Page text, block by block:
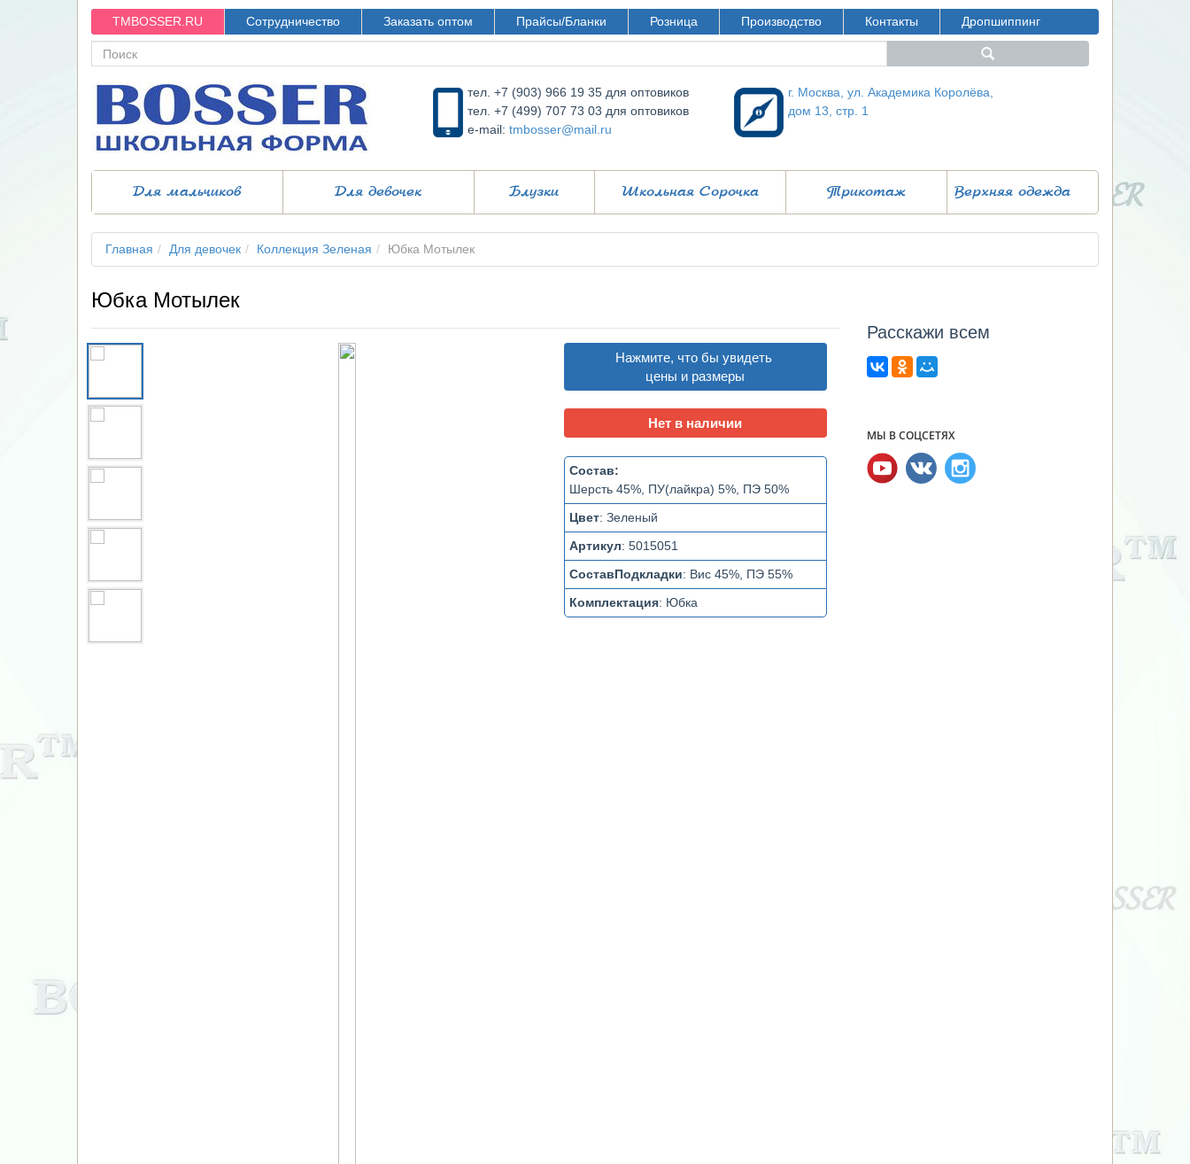
TMBOSSER.RU Сотрудничество Заказать оптом Прайсы/Бланки Розница Производство Контакты Дропшиппинг
тел. +7 (903) 966 19 35 для оптовиков
тел. +7 (499) 707 73 03 для оптовиков
e-mail: tmbosser@mail.ru
г. Москва, ул. Академика Королёва,
дом 13, стр. 1
Для мальчиков Для девочек Блузки Школьная Сорочка Трикотаж Верхняя одежда
Главная Для девочек Коллекция Зеленая Юбка Мотылек
Юбка Мотылек
Нажмите, что бы увидеть
цены и размеры
Нет в наличии
Состав:
Шерсть 45%, ПУ(лайкра) 5%, ПЭ 50%
Цвет: Зеленый
Артикул: 5015051
СоставПодкладки: Вис 45%, ПЭ 55%
Комплектация: Юбка
Расcкажи всем
МЫ В СОЦСЕТЯХ